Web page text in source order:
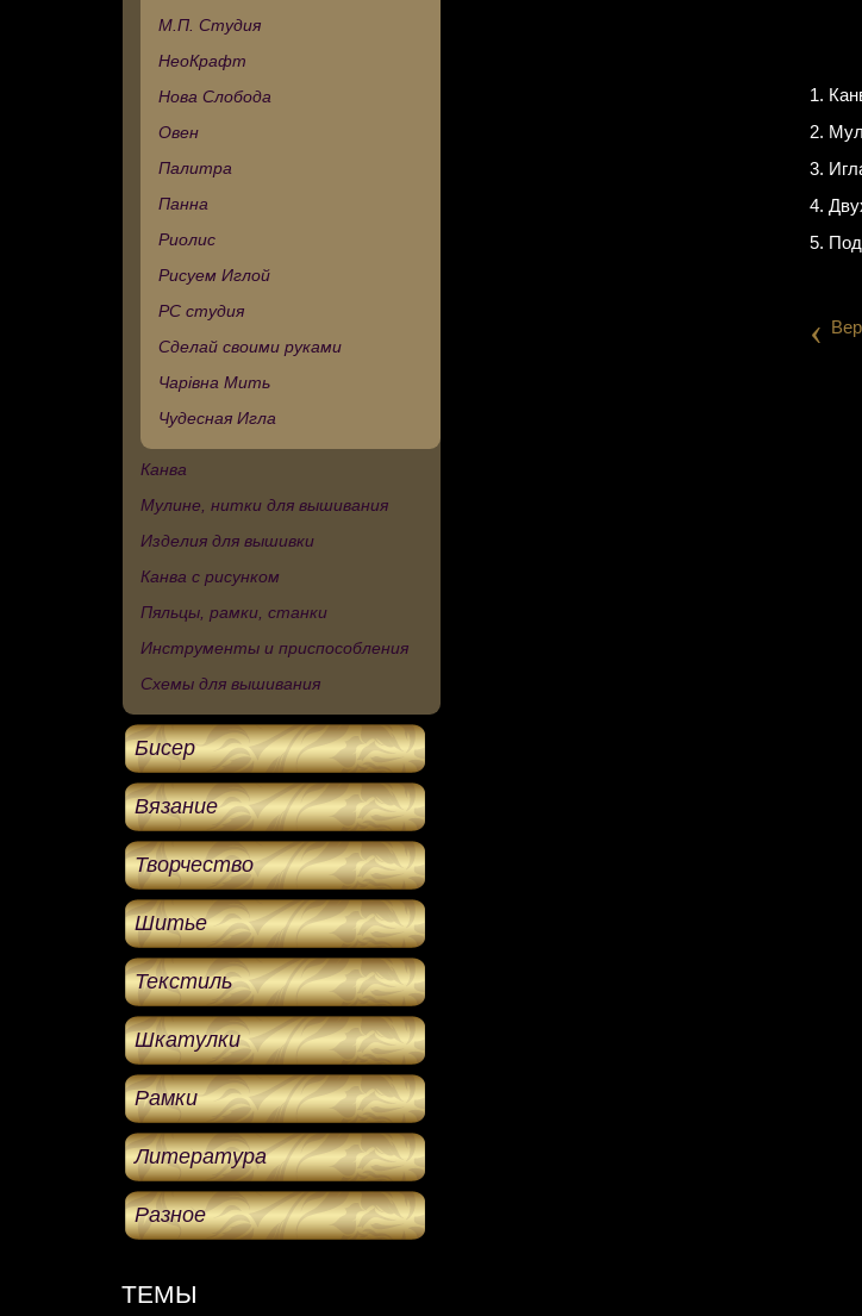
М.П. Студия
НеоКрафт
Нова Слобода
Овен
Палитра
Панна
Риолис
Рисуем Иглой
РС студия
Сделай своими руками
Чарівна Мить
Чудесная Игла
Канва
Мулине, нитки для вышивания
Изделия для вышивки
Канва с рисунком
Пяльцы, рамки, станки
Инструменты и приспособления
Схемы для вышивания
Бисер
Вязание
Творчество
Шитье
Текстиль
Шкатулки
Рамки
Литература
Разное
ТЕМЫ
1.
2.
3.
4.
5.
‹